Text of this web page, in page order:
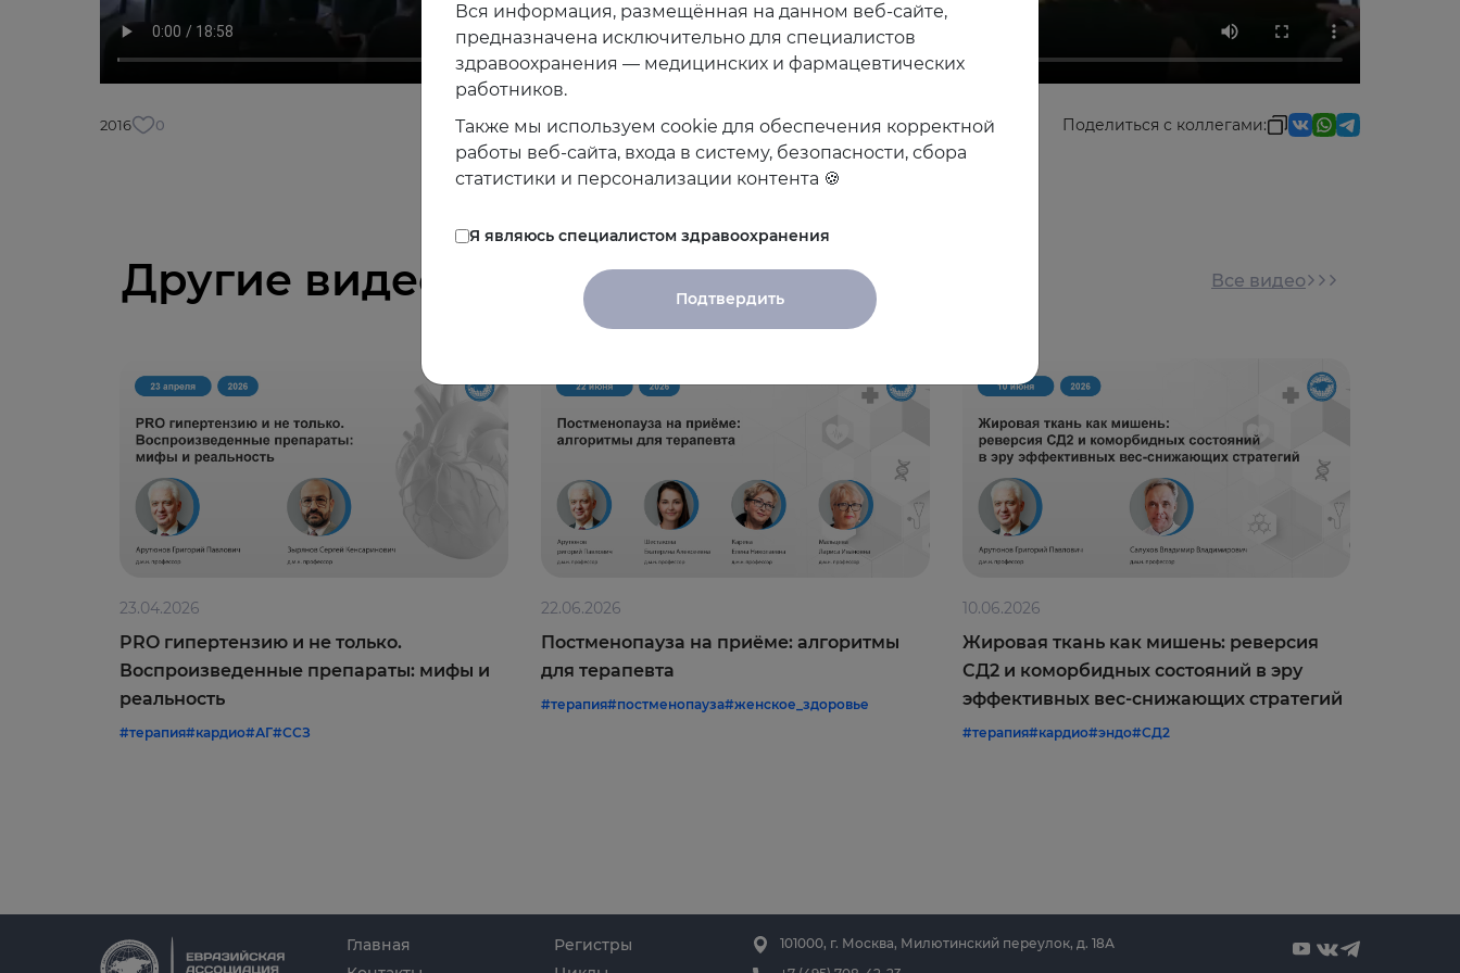
2016 0 Поделиться с коллегами:
Другие видео Все видео
22.06.2026
Постменопауза на приёме: алгоритмы
для терапевта
#терапия#постменопауза#женское_здоровье
10.06.2026
Жировая ткань как мишень: реверсия
СД2 и коморбидных состояний в эру
эффективных вес-снижающих стратегий
#терапия#кардио#эндо#СД2
23.04.2026
PRO гипертензию и не только.
Воспроизведенные препараты: мифы и
реальность
#терапия#кардио#АГ#ССЗ
Главная
Регистры
101000, г. Москва, Милютинский переулок, д. 18А
Вся информация, размещённая на данном веб-сайте,
предназначена исключительно для специалистов
здравоохранения — медицинских и фармацевтических
работников.
Также мы используем cookie для обеспечения корректной
работы веб-сайта, входа в систему, безопасности, сбора
статистики и персонализации контента 🍪
Я являюсь специалистом здравоохранения
Подтвердить